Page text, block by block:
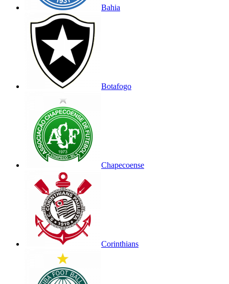
Bahia
Botafogo
Chapecoense
Corinthians